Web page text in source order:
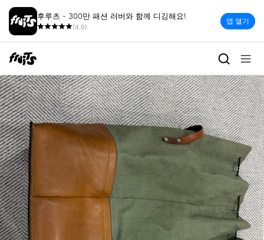
후루츠 - 300만 패션 러버와 함께 디깅해요!
(4.9)
앱 열기